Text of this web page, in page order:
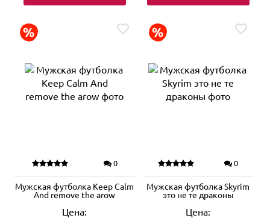
0
Мужская футболка Keep Calm
And remove the arow
Цена:
0
Мужская футболка Skyrim
это не те драконы
Цена: